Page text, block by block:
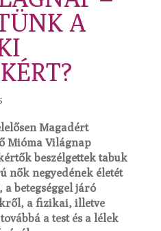
A
Magadért
Mióma Világnap
beszélgettek tabuk
nők negyedének életét
betegséggel járó
a fizikai, illetve
a test és a lélek